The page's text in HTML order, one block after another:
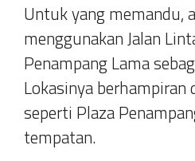
Untuk yang memandu,
menggunakan Jalan
Penampang Lama
Lokasinya berhampiran
seperti Plaza
tempatan.